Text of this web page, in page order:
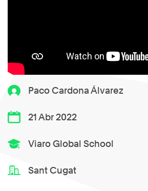
Paco Cardona Álvarez
21 Abr 2022
Viaro Global School
Sant Cugat